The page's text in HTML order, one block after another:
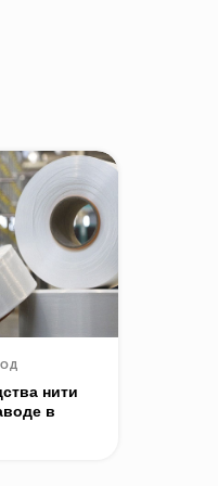
нити
в